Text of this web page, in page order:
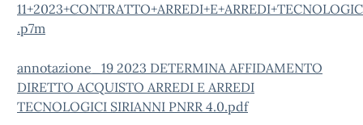
.p7m
annotazione_19 2023 DETERMINA AFFIDAMENTO
DIRETTO ACQUISTO ARREDI E ARREDI
TECNOLOGICI SIRIANNI PNRR 4.0.pdf